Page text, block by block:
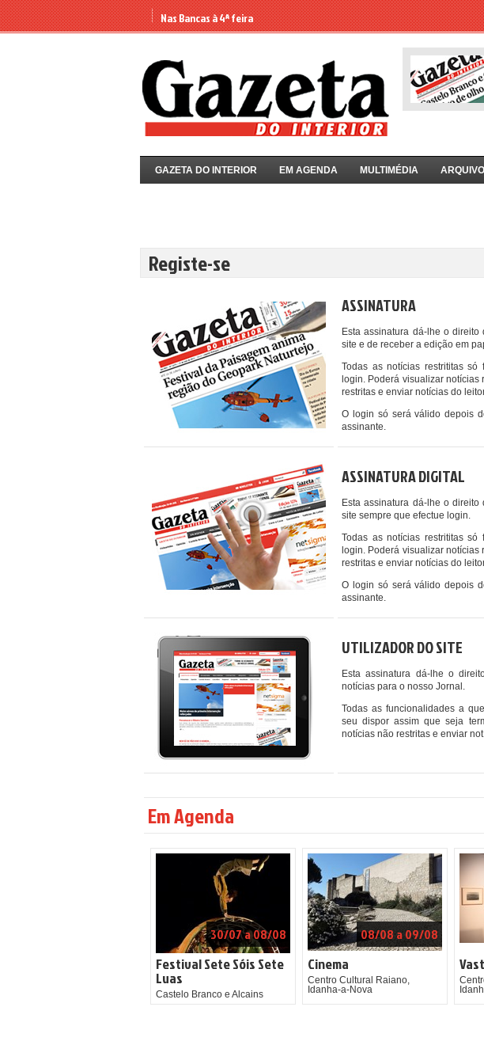
Nas Bancas à 4ª feira
GAZETA DO INTERIOR EM AGENDA MULTIMÉDIA ARQUIVO
Registe-se
ASSINATURA
Esta assinatura dá-lhe o
site e de receber a edição em
Todas as notícias restrititas
login. Poderá visualizar
restritas e enviar notícias do
O login só será válido depois
assinante.
ASSINATURA DIGITAL
Esta assinatura dá-lhe o
site sempre que efectue login.
Todas as notícias restrititas
login. Poderá visualizar
restritas e enviar notícias do
O login só será válido depois
assinante.
UTILIZADOR DO SITE
Esta assinatura dá-lhe o
notícias para o nosso Jornal.
Todas as funcionalidades a
seu dispor assim que seja
notícias não restritas e enviar
Em Agenda
30/07 a 08/08
Festival Sete Sóis Sete
Luas
Castelo Branco e Alcains
08/08 a 09/08
Cinema
Centro Cultural Raiano,
Idanha-a-Nova